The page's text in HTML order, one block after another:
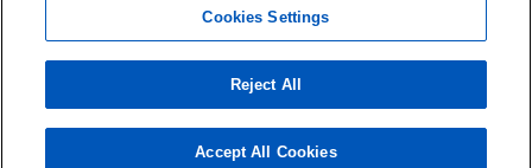
Cookies Settings
Reject All
Accept All Cookies